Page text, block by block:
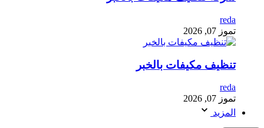
reda
تموز 07, 2026
تنظيف مكيفات بالخبر
reda
تموز 07, 2026
المزيد